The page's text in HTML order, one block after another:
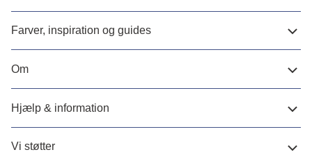
Farver, inspiration og guides
Om
Hjælp & information
Vi støtter